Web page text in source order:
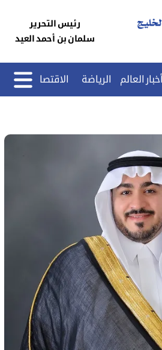
رئيس التحرير
سلمان بن أحمد العيد
أخبار العالم الرياضة الاقتصاد